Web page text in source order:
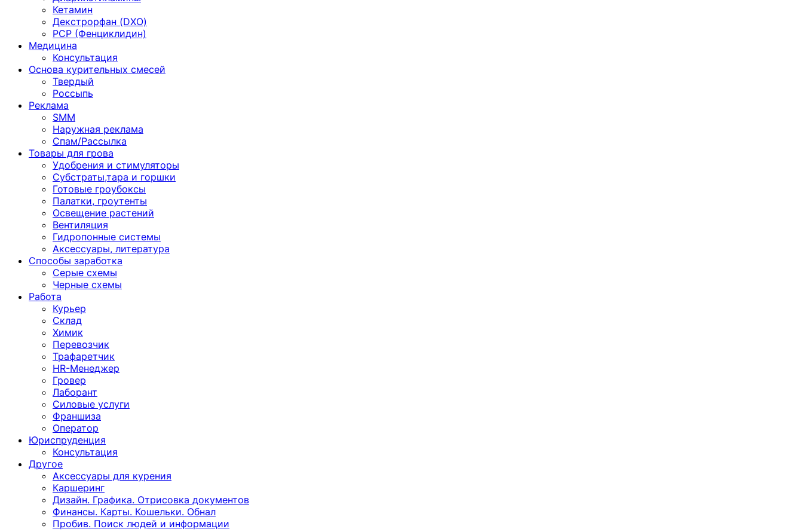
Кетамин
Декстрорфан (DXO)
PCP (Фенциклидин)
Медицина
Консультация
Основа курительных смесей
Твердый
Россыпь
Реклама
SMM
Наружная реклама
Спам/Рассылка
Товары для грова
Удобрения и стимуляторы
Субстраты,тара и горшки
Готовые гроубоксы
Палатки, гроутенты
Освещение растений
Вентиляция
Гидропонные системы
Аксессуары, литература
Способы заработка
Серые схемы
Черные схемы
Работа
Курьер
Склад
Химик
Перевозчик
Трафаретчик
HR-Менеджер
Гровер
Лаборант
Силовые услуги
Франшиза
Оператор
Юриспруденция
Консультация
Другoе
Аксессуары для курения
Каршеринг
Дизайн. Графика. Отрисовка документов
Финансы. Карты. Кошельки. Обнал
Пробив. Поиск людей и информации